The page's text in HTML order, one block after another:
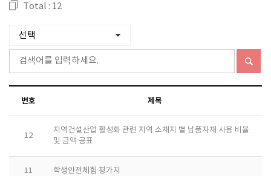
Total : 12
번호 제목
12
지역건설산업 활성화 관련 지역 소재지 별 납품자재 사용 비율
및 금액 공표
11 학생안전체험 평가지